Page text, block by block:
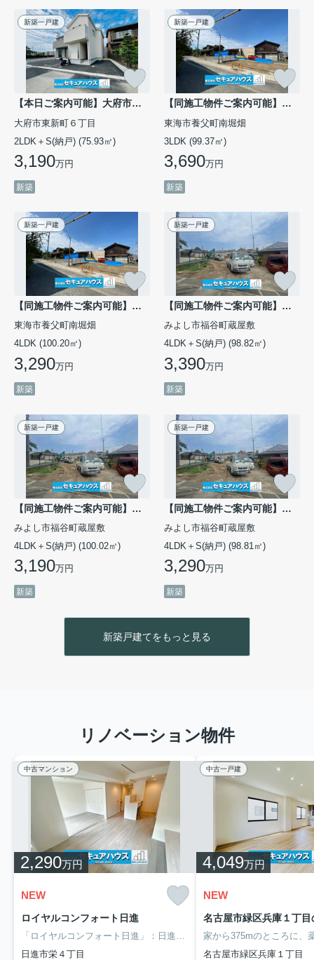
新築一戸建
【本日ご案内可能】大府市東新町 全2棟 2号棟
大府市東新町６丁目
2LDK＋S(納戸) (75.93㎡)
3,190万円
新築
新築一戸建
【同施工物件ご案内可能】東海市養父町南堀畑 全2棟 2号棟
東海市養父町南堀畑
3LDK (99.37㎡)
3,690万円
新築
新築一戸建
【同施工物件ご案内可能】東海市養父町南堀畑 全2棟 1号棟
東海市養父町南堀畑
4LDK (100.20㎡)
3,290万円
新築
新築一戸建
【同施工物件ご案内可能】みよし市福谷町蔵屋敷 全3棟 3号棟
みよし市福谷町蔵屋敷
4LDK＋S(納戸) (98.82㎡)
3,390万円
新築
新築一戸建
【同施工物件ご案内可能】みよし市福谷町蔵屋敷 全3棟 2号棟
みよし市福谷町蔵屋敷
4LDK＋S(納戸) (100.02㎡)
3,190万円
新築
新築一戸建
【同施工物件ご案内可能】みよし市福谷町蔵屋敷 全3棟 1号棟
みよし市福谷町蔵屋敷
4LDK＋S(納戸) (98.81㎡)
3,290万円
新築
新築戸建てをもっと見る
リノベーション物件
中古マンション
2,290万円
NEW
ロイヤルコンフォート日進
日進市栄４丁目
中古一戸建
4,049万円
NEW
名古屋市緑区兵庫１丁
名古屋市緑区兵庫１丁目